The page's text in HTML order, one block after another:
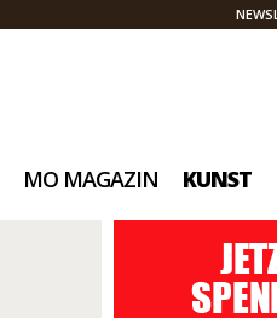
MO MAGAZIN KUNST